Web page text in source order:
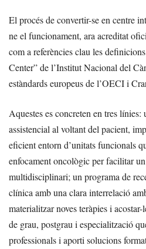
El procés de convertir-se en centre
ne el funcionament, ara acreditat
com a referències clau les
Center” de l’Institut Nacional del
estàndards europeus de l’OECI i
Aquestes es concreten en tres línies:
assistencial al voltant del pacient,
eficient entorn d’unitats funcionals
enfocament oncològic per facilitar
multidisciplinari; un programa de
clínica amb una clara interrelació
materialitzar noves teràpies i
de grau, postgrau i especialització
professionals i aporti solucions